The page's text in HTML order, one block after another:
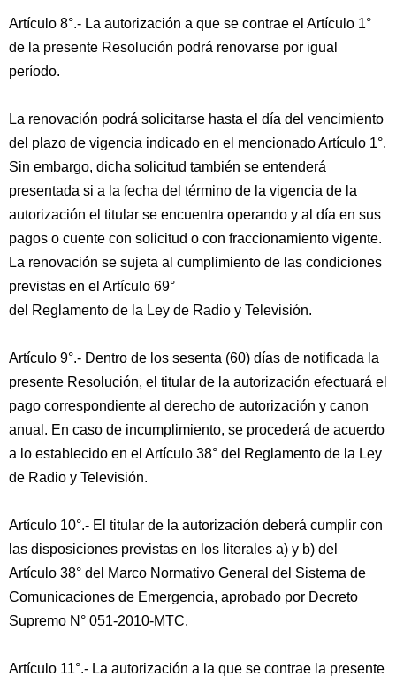
Artículo 8°.- La autorización a que se contrae el Artículo 1°
de la presente Resolución podrá renovarse por igual
período.
La renovación podrá solicitarse hasta el día del vencimiento
del plazo de vigencia indicado en el mencionado Artículo 1°.
Sin embargo, dicha solicitud también se entenderá
presentada si a la fecha del término de la vigencia de la
autorización el titular se encuentra operando y al día en sus
pagos o cuente con solicitud o con fraccionamiento vigente.
La renovación se sujeta al cumplimiento de las condiciones
previstas en el Artículo 69°
del Reglamento de la Ley de Radio y Televisión.
Artículo 9°.- Dentro de los sesenta (60) días de notificada la
presente Resolución, el titular de la autorización efectuará el
pago correspondiente al derecho de autorización y canon
anual. En caso de incumplimiento, se procederá de acuerdo
a lo establecido en el Artículo 38° del Reglamento de la Ley
de Radio y Televisión.
Artículo 10°.- El titular de la autorización deberá cumplir con
las disposiciones previstas en los literales a) y b) del
Artículo 38° del Marco Normativo General del Sistema de
Comunicaciones de Emergencia, aprobado por Decreto
Supremo N° 051-2010-MTC.
Artículo 11°.- La autorización a la que se contrae la presente